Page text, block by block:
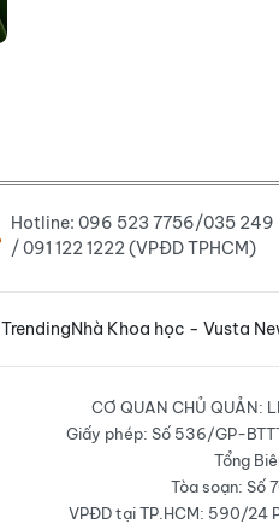
Hotline: 096 523 7756/035 249
/ 091 122 1222 (VPĐD TPHCM)
TrendingNhà Khoa học - Vusta
CƠ QUAN CHỦ QUẢN:
Giấy phép: Số 536/GP-
Tổng
Tòa soạn: Số
VPĐD tại TP.HCM: 590/24